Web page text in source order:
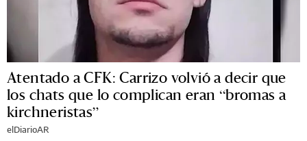
Atentado a CFK: Carrizo volvió a decir que
los chats que lo complican eran “bromas a
kirchneristas”
elDiarioAR